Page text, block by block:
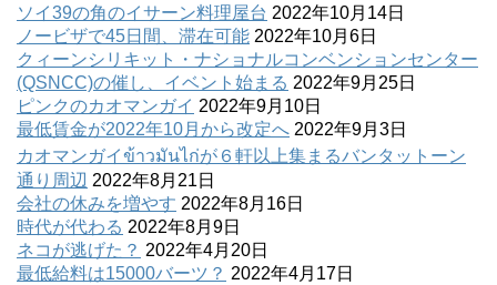
ソイ39の角のイサーン料理屋台 2022年10月14日
ノービザで45日間、滞在可能 2022年10月6日
クィーンシリキット・ナショナルコンベンションセンター
(QSNCC)の催し、イベント始まる 2022年9月25日
ピンクのカオマンガイ 2022年9月10日
最低賃金が2022年10月から改定へ 2022年9月3日
カオマンガイข้าวมันไก่が６軒以上集まるバンタットーン
通り周辺 2022年8月21日
会社の休みを増やす 2022年8月16日
時代が代わる 2022年8月9日
ネコが逃げた？ 2022年4月20日
最低給料は15000バーツ？ 2022年4月17日